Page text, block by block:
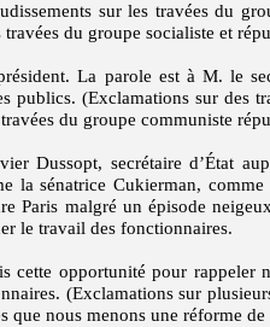
sur les travées du
travées du groupe socialiste et
La parole est à M. le
publics. (Exclamations sur des
du groupe communiste
Dussopt, secrétaire d’État
la sénatrice Cukierman,
Paris malgré un épisode
le travail des fonctionnaires.
cette opportunité pour rappeler
(Exclamations sur
que nous menons une réforme